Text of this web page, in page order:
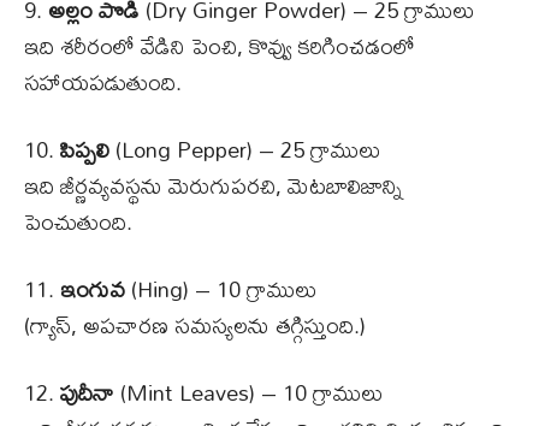
9.అల్లం పొడి(Dry Ginger Powder) – 25 గ్రాములు
ఇది శరీరంలో వేడిని పెంచి, కొవ్వు కరిగించడంలో
సహాయపడుతుంది.
10.పిప్పలి(Long Pepper) – 25 గ్రాములు
ఇది జీర్ణవ్యవస్థను మెరుగుపరచి, మెటబాలిజాన్ని
పెంచుతుంది.
11.ఇంగువ(Hing) – 10 గ్రాములు
(గ్యాస్, అపచారణ సమస్యలను తగ్గిస్తుంది.)
12.పుదీనా(Mint Leaves) – 10 గ్రాములు